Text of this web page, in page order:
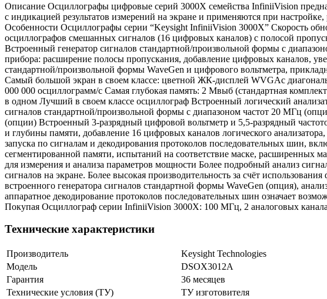
Описание Осциллографы цифровые серий 3000X семейства InfiniiVision
с индикацией результатов измерений на экране и применяются при
Особенности Осциллографы серии “Keysight InfiniiVision 3000X” Скорость
осциллографов смешанных сигналов (16 цифровых каналов) с полосой
Встроенный генератор сигналов стандартной/произвольной формы c
прибора: расширение полосы пропускания, добавление цифровых каналов,
стандартной/произвольной формы WaveGen и цифрового вольтметра,
Самый большой экран в своем классе: цветной ЖК-дисплей WVGAс
000 000 осциллограмм/с Самая глубокая память: 2 Мвыб (стандартная
в одном Лучший в своем классе осциллограф Встроенный логический
сигналов стандартной/произвольной формы с диапазоном частот 20 МГц
(опции) Встроенный 3-разрядный цифровой вольтметр и 5,5-разрядный
и глубины памяти, добавление 16 цифровых каналов логического
запуска по сигналам и декодирования протоколов последовательных шин,
сегментированной памяти, испытаний на соответствие маске, расширенных
для измерения и анализа параметров мощности Более подробный анализ
сигналов на экране. Более высокая производительность за счёт
встроенного генератора сигналов стандартной формы WaveGen (опция),
аппаратное декодирование протоколов последовательных шин означает
Покупая Осциллограф серии InfiniiVision 3000X: 100 МГц, 2 аналоговых
Технические характеристики
Производитель
Keysight Technologies
Модель
DSOX3012A
Гарантия
36 месяцев
Технические условия (ТУ)
ТУ изготовителя